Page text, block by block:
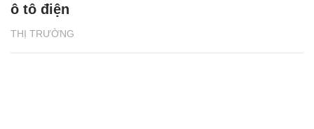
THỊ TRƯỜNG
ô tô điện